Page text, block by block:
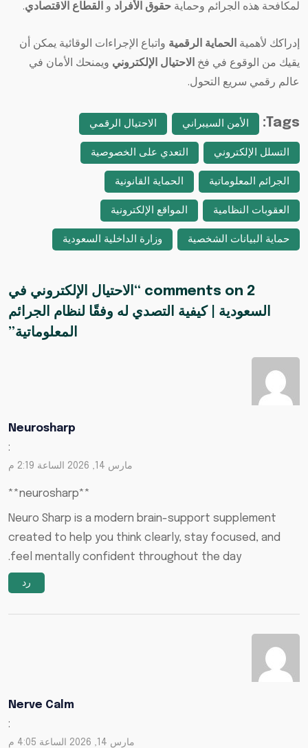
لمكافحة هذه الجرائم وحماية حقوق الأفراد و القطاع الاقتصادي.
إدراكك لأهمية الحماية الرقمية واتباع الإجراءات الوقائية يمكن أن
يقيك من الوقوع في فخ الاحتيال الإلكتروني ويمنحك الأمان في
عالم رقمي سريع التحول.
Tags: الأمن السيبراني الاحتيال الرقمي
التسلل الإلكتروني التعدي على الخصوصية
الجرائم المعلوماتية الحماية القانونية
العقوبات النظامية المواقع الإلكترونية
حماية البيانات الشخصية وزارة الداخلية السعودية
2 comments on “
الاحتيال الإلكتروني في
السعودية | كيفية التصدي له وفقًا لنظام الجرائم
المعلوماتية”
Neurosharp
:
مارس 14, 2026 الساعة 2:19 م
**neurosharp**
Neuro Sharp is a modern brain-support supplement
created to help you think clearly, stay focused, and
feel mentally confident throughout the day.
رد
Nerve Calm
:
مارس 14, 2026 الساعة 4:05 م